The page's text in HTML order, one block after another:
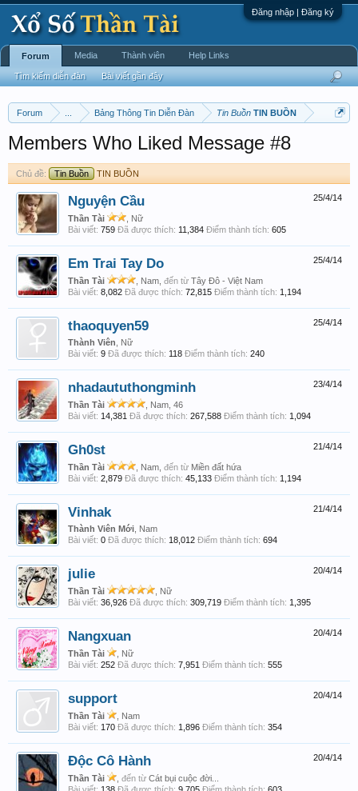
Đăng nhập | Đăng ký
Forum Bảng Thông Tin Diễn Đàn Tin Buồn TIN BUỒN
Members Who Liked Message #8
Chủ đề: Tin Buồn TIN BUỒN
25/4/14
Nguyện Cầu
Thần Tài
, Nữ
Bài viết: 759 Đã được thích: 11,384 Điểm thành tích: 605
25/4/14
Em Trai Tay Do
Thần Tài , Nam, đến từ Tây Đô - Việt Nam
Bài viết: 8,082 Đã được thích: 72,815 Điểm thành tích: 1,194
25/4/14
thaoquyen59
Thành Viên , Nữ
Bài viết: 9 Đã được thích: 118 Điểm thành tích: 240
23/4/14
nhadaututhongminh
Thần Tài
, Nam, 46
Bài viết: 14,381 Đã được thích: 267,588 Điểm thành tích: 1,094
21/4/14
Gh0st
Thần Tài , Nam, đến từ Miền đất hứa
Bài viết: 2,879 Đã được thích: 45,133 Điểm thành tích: 1,194
21/4/14
Vinhak
Thành Viên Mới , Nam
Bài viết: 0 Đã được thích: 18,012 Điểm thành tích: 694
20/4/14
julie
Thần Tài
, Nữ
Bài viết: 36,926 Đã được thích: 309,719 Điểm thành tích: 1,395
20/4/14
Nangxuan
Thần Tài
, Nữ
Bài viết: 252 Đã được thích: 7,951 Điểm thành tích: 555
20/4/14
support
Thần Tài
, Nam
Bài viết: 170 Đã được thích: 1,896 Điểm thành tích: 354
20/4/14
Độc Cô Hành
Thần Tài đến từ Cát bụi cuộc đời...
Forum
Tìm kiếm diễn đàn Bài viết gần đây
Media Thành viên Help Links